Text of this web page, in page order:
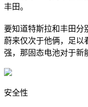
丰田。
要知道特斯拉和丰田分
蔚来仅次于他俩，足以
强，那固态电池对于新
安全性